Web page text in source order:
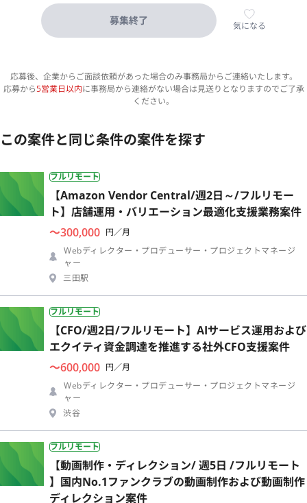
募集終了 気になる
応募後、企業からご面談依頼があった場合のみ事務局からご連絡いたします。
応募から5営業日以内に事務局から連絡がない場合は見送りとなりますのでご了承
ください。
この案件と同じ条件の案件を探す
フルリモート
【Amazon Vendor Central/週2日～/フルリモー
ト】店舗運用・バリエーション最適化支援業務案件
〜300,000 円／月
Webディレクター・プロデューサー・プロジェクトマネージ
ャー
三田駅
フルリモート
【CFO/週2日/フルリモート】AIサービス運用および
エクイティ資金調達を推進する社外CFO支援案件
〜600,000 円／月
Webディレクター・プロデューサー・プロジェクトマネージ
ャー
渋谷
フルリモート
【動画制作・ディレクション/ 週5日 /フルリモート
】国内No.1ファンクラブの動画制作および動画制作
ディレクション案件